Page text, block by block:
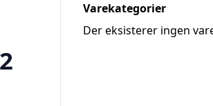
Varekategorier
Der eksisterer ingen